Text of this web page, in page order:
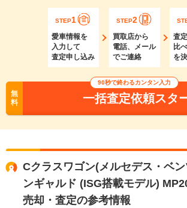
STEP1
愛車情報を
入力して
査定申し込み
STEP2
買取店から
電話、メール
でご連絡
査
比
を
無
料
90秒で終わるカンタン入力
一括査定依頼スタ
Cクラスワゴン(メルセデス・ベ
ンギャルド (ISG搭載モデル)
売却・査定の参考情報